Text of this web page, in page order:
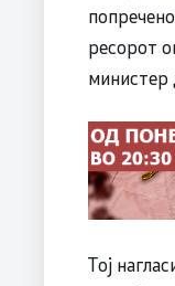
ресорот
министер
Тој